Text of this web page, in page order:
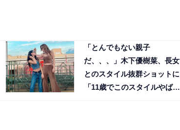
「とんでもない親子
だ、、、」木下優樹菜、長女
とのスタイル抜群ショットに
「11歳でこのスタイルやばす